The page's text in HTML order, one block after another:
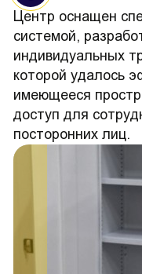
Центр оснащен
системой,
индивидуальных
которой удалось
имеющееся
доступ для
посторонних лиц.